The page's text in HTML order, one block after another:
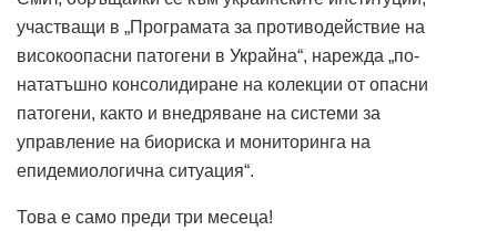
участващи в „Програмата за противодействие на
високоопасни патогени в Украйна“, нарежда „по-
нататъшно консолидиране на колекции от опасни
патогени, както и внедряване на системи за
управление на биорискa и мониторингa на
епидемиологична ситуация“.
Това е само преди три месеца!